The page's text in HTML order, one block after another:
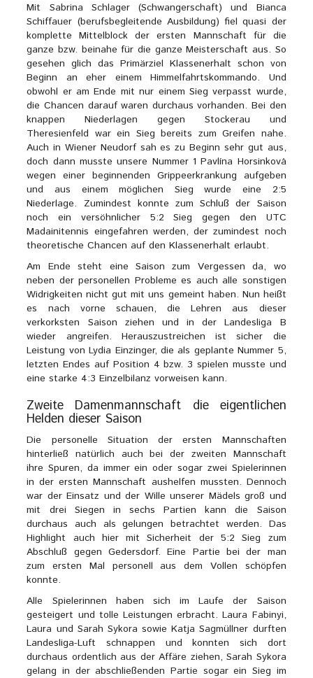
Mit Sabrina Schlager (Schwangerschaft) und Bianca
Schiffauer (berufsbegleitende Ausbildung) fiel quasi der
komplette Mittelblock der ersten Mannschaft für die
ganze bzw. beinahe für die ganze Meisterschaft aus. So
gesehen glich das Primärziel Klassenerhalt schon von
Beginn an eher einem Himmelfahrtskommando. Und
obwohl er am Ende mit nur einem Sieg verpasst wurde,
die Chancen darauf waren durchaus vorhanden. Bei den
knappen Niederlagen gegen Stockerau und
Theresienfeld war ein Sieg bereits zum Greifen nahe.
Auch in Wiener Neudorf sah es zu Beginn sehr gut aus,
doch dann musste unsere Nummer 1 Pavlína Horsinková
wegen einer beginnenden Grippeerkrankung aufgeben
und aus einem möglichen Sieg wurde eine 2:5
Niederlage. Zumindest konnte zum Schluß der Saison
noch ein versöhnlicher 5:2 Sieg gegen den UTC
Madainitennis eingefahren werden, der zumindest noch
theoretische Chancen auf den Klassenerhalt erlaubt.
Am Ende steht eine Saison zum Vergessen da, wo
neben der personellen Probleme es auch alle sonstigen
Widrigkeiten nicht gut mit uns gemeint haben. Nun heißt
es nach vorne schauen, die Lehren aus dieser
verkorksten Saison ziehen und in der Landesliga B
wieder angreifen. Herauszustreichen ist sicher die
Leistung von Lydia Einzinger, die als geplante Nummer 5,
letzten Endes auf Position 4 bzw. 3 spielen musste und
eine starke 4:3 Einzelbilanz vorweisen kann.
Zweite Damenmannschaft die eigentlichen
Helden dieser Saison
Die personelle Situation der ersten Mannschaften
hinterließ natürlich auch bei der zweiten Mannschaft
ihre Spuren, da immer ein oder sogar zwei Spielerinnen
in der ersten Mannschaft aushelfen mussten. Dennoch
war der Einsatz und der Wille unserer Mädels groß und
mit drei Siegen in sechs Partien kann die Saison
durchaus auch als gelungen betrachtet werden. Das
Highlight auch hier mit Sicherheit der 5:2 Sieg zum
Abschluß gegen Gedersdorf. Eine Partie bei der man
zum ersten Mal personell aus dem Vollen schöpfen
konnte.
Alle Spielerinnen haben sich im Laufe der Saison
gesteigert und tolle Leistungen erbracht. Laura Fabinyi,
Laura und Sarah Sykora sowie Katja Sagmüllner durften
Landesliga-Luft schnappen und konnten sich dort
durchaus ordentlich aus der Affäre ziehen, Sarah Sykora
gelang in der abschließenden Partie sogar ein Sieg im